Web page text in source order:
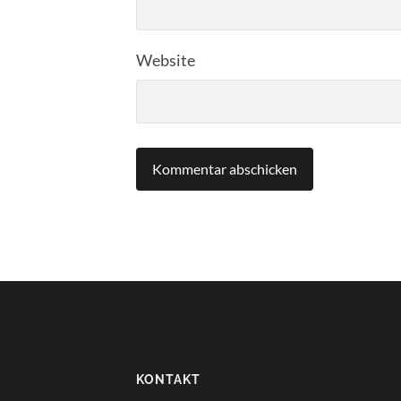
Website
KONTAKT